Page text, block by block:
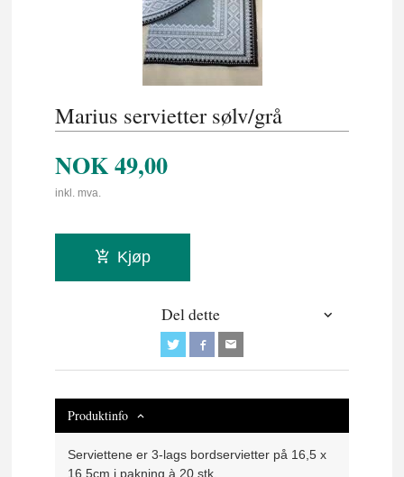
Marius servietter sølv/grå
NOK49,00
inkl. mva.
Kjøp
Del dette
Produktinfo
Serviettene er 3-lags bordservietter på 16,5 x
16,5cm i pakning à 20 stk.